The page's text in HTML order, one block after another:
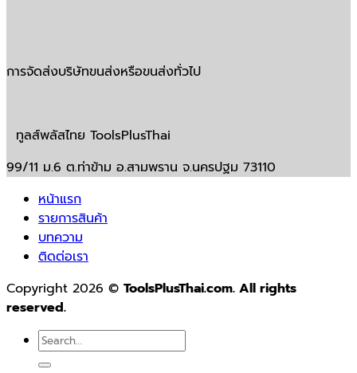
การจัดส่งบริษัทขนส่งหรือขนส่งทั่วไป
ทูลส์พลัสไทย ToolsPlusThai
99/11 ม.6 ต.ท่าข้าม อ.สามพราน จ.นครปฐม 73110
หน้าแรก
รายการสินค้า
บทความ
ติดต่อเรา
Copyright 2026 © ToolsPlusThai.com. All rights
reserved.
Search
for: